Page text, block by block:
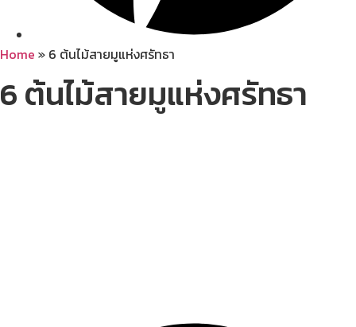
Home » 6 ต้นไม้สายมูแห่งศรัทธา
6 ต้นไม้สายมูแห่งศรัทธา